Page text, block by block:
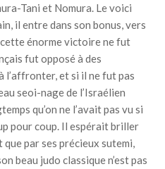
Tani et Nomura. Le voici
il entre dans son bonus, vers
énorme victoire ne fut
fut opposé à des
l’affronter, et si il ne fut pas
seoi-nage de l’Israélien
qu’on ne l’avait pas vu si
pour coup. Il espérait briller
par ses précieux sutemi,
beau judo classique n’est pas